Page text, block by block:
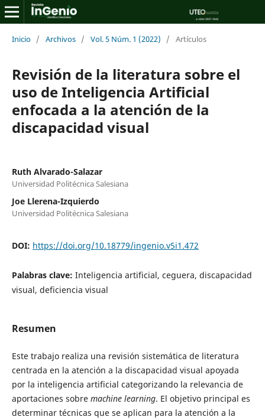
Inicio / Archivos / Vol. 5 Núm. 1 (2022) / Artículos
Revisión de la literatura sobre el
uso de Inteligencia Artificial
enfocada a la atención de la
discapacidad visual
Ruth Alvarado-Salazar
Universidad Politécnica Salesiana
Joe Llerena-Izquierdo
Universidad Politécnica Salesiana
DOI: https://doi.org/10.18779/ingenio.v5i1.472
Palabras clave: Inteligencia artificial, ceguera, discapacidad
visual, deficiencia visual
Resumen
Este trabajo realiza una revisión sistemática de literatura
centrada en la atención a la discapacidad visual apoyada
por la inteligencia artificial categorizando la relevancia de
aportaciones sobre machine learning. El objetivo principal es
determinar técnicas que se aplican para la atención a la